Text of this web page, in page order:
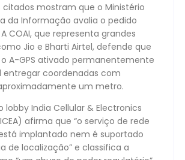
mostram que o Ministério
da Informação avalia o pedido
COAI, que representa grandes
Jio e Bharti Airtel, defende que
A-GPS ativado permanentemente
entregar coordenadas com
um metro.
lobby India Cellular & Electronics
afirma que “o serviço de rede
implantado nem é suportado
de localização” e classifica a